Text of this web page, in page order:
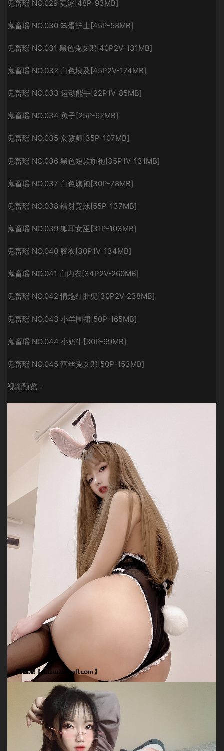
鬼畜瑶 NO.029 竞泳[48P-93MB]
鬼畜瑶 NO.030 笨蛋护士[45P-58MB]
鬼畜瑶 NO.031 黑色兔女郎[40P2V-131MB]
鬼畜瑶 NO.032 白色埃及[45P2V-174MB]
鬼畜瑶 NO.033 运动能手[22P1V-85MB]
鬼畜瑶 NO.034 兔子[25P-62MB]
鬼畜瑶 NO.035 女教师[35P-107MB]
鬼畜瑶 NO.036 黑色短款旗袍[35P1V-131MB]
鬼畜瑶 NO.037 白色旗袍[30P-78MB]
鬼畜瑶 NO.038 镭射竞泳[55P-137MB]
鬼畜瑶 NO.039 狐耳女巫[31P-103MB]
鬼畜瑶 NO.040 胶衣[30P1V-134MB]
鬼畜瑶 NO.041 白内衣[34P2V-260MB]
鬼畜瑶 NO.042 情趣红肚兜[30P2V-238MB]
鬼畜瑶 NO.043 小羊围裙[50P-165MB]
鬼畜瑶 NO.044 小奶牛[30P-99MB]
鬼畜瑶 NO.045 蕾丝兔女郎[50P-153MB]
视频预览：